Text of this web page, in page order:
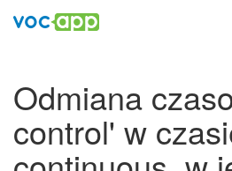
Odmiana
control' w